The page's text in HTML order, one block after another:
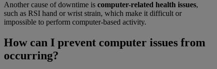
Another cause of downtime is computer-related health issues,
such as RSI hand or wrist strain, which make it difficult or
impossible to perform computer-based activity.
How can I prevent computer issues from
occurring?